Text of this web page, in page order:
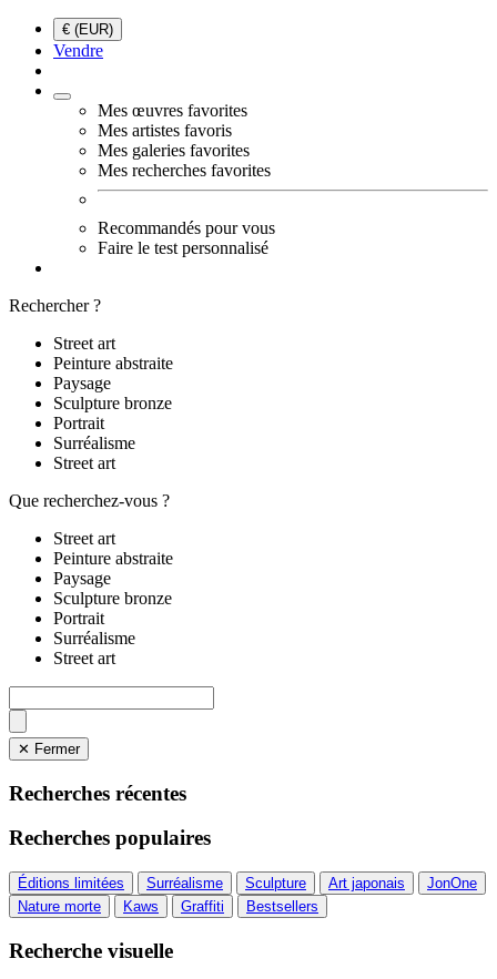
€ (EUR)
Vendre
Mes œuvres favorites
Mes artistes favoris
Mes galeries favorites
Mes recherches favorites
Recommandés pour vous
Faire le test personnalisé
Rechercher ?
Street art
Peinture abstraite
Paysage
Sculpture bronze
Portrait
Surréalisme
Street art
Que recherchez-vous ?
Street art
Peinture abstraite
Paysage
Sculpture bronze
Portrait
Surréalisme
Street art
✕ Fermer
Recherches récentes
Recherches populaires
Éditions limitées Surréalisme Sculpture Art japonais
JonOne
Nature morte
Kaws Graffiti Bestsellers
Recherche visuelle